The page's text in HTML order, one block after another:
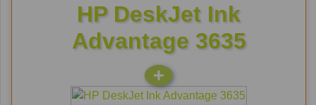
HP DeskJet Ink
Advantage 3635